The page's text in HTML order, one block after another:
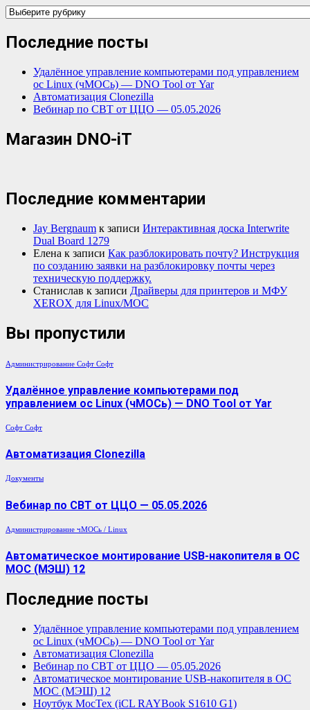
Категории
Последние посты
Удалённое управление компьютерами под управлением
ос Linux (чМОСь) — DNO Tool от Yar
Автоматизация Clonezilla
Вебинар по СВТ от ЦЦО — 05.05.2026
Магазин DNO-iT
Последние комментарии
Jay Bergnaum к записи Интерактивная доска Interwrite
Dual Board 1279
Елена к записи Как разблокировать почту? Инструкция
по созданию заявки на разблокировку почты через
техническую поддержку.
Станислав к записи Драйверы для принтеров и МФУ
XEROX для Linux/МОС
Вы пропустили
Администрирование Софт Софт
Удалённое управление компьютерами под
управлением ос Linux (чМОСь) — DNO Tool от Yar
Софт Софт
Автоматизация Clonezilla
Документы
Вебинар по СВТ от ЦЦО — 05.05.2026
Администрирование чМОСь / Linux
Автоматическое монтирование USB-накопителя в ОС
МОС (МЭШ) 12
Последние посты
Удалённое управление компьютерами под управлением
ос Linux (чМОСь) — DNO Tool от Yar
Автоматизация Clonezilla
Вебинар по СВТ от ЦЦО — 05.05.2026
Автоматическое монтирование USB-накопителя в ОС
МОС (МЭШ) 12
Ноутбук МосТех (iCL RAYBook S1610 G1)